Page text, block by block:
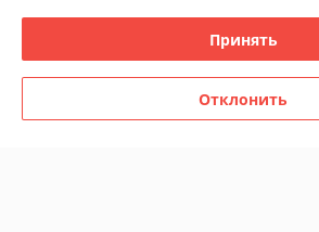
Политика обработки cookies
Сайт создан на платформе Deal.by
Принять
Отклонить